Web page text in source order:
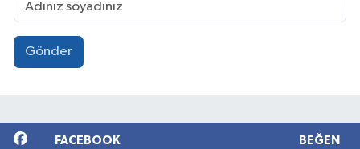
Gönder
FACEBOOK BEĞEN